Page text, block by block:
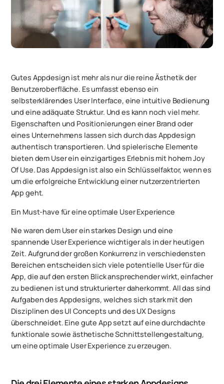
Gutes Appdesign ist mehr als nur die reine Ästhetik der
Benutzeroberfläche. Es umfasst ebenso ein
selbsterklärendes User Interface, eine intuitive Bedienung
und eine adäquate Struktur. Und es kann noch viel mehr.
Eigenschaften und Positionierungen einer Brand oder
eines Unternehmens lassen sich durch das Appdesign
authentisch transportieren. Und spielerische Elemente
bieten dem User ein einzigartiges Erlebnis mit hohem Joy
Of Use. Das Appdesign ist also ein Schlüsselfaktor, wenn es
um die erfolgreiche Entwicklung einer nutzerzentrierten
App geht.
Ein Must-have für eine optimale User Experience
Nie waren dem User ein starkes Design und eine
spannende User Experience wichtiger als in der heutigen
Zeit. Aufgrund der großen Konkurrenz in verschiedensten
Bereichen entscheiden sich viele potentielle User für die
App, die auf den ersten Blick ansprechender wirkt, einfacher
zu bedienen ist und strukturierter daherkommt. All das sind
Aufgaben des Appdesigns, welches sich stark mit den
Disziplinen des UI Concepts und des UX Designs
überschneidet. Eine gute App setzt auf eine durchdachte
funktionale sowie ästhetische Schnittstellengestaltung,
um eine optimale User Experience zu erzeugen.